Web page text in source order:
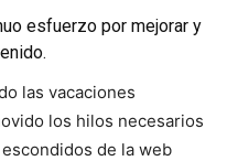
esfuerzo por mejorar y
las vacaciones
los hilos necesarios
de la web